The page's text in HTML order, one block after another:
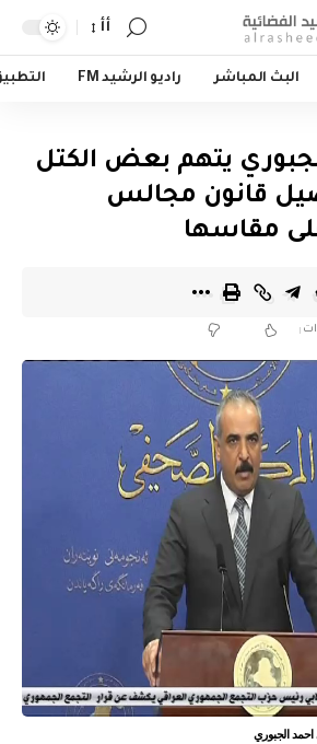
أأ
البث المباشر راديو الرشيد FM
يتهم بعض الكتل
قانون مجالس
مقاسها
الجبوري